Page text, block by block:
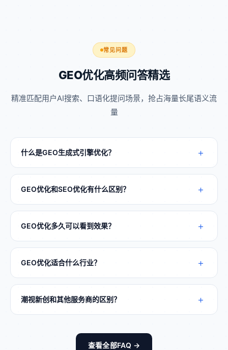
常见问题
GEO优化高频问答精选
精准匹配用户AI搜索、口语化提问场景，抢占海量长尾语义流
量
什么是GEO生成式引擎优化？ +
GEO是针对AI大模型搜索场景的全新优化方式，通过
语义布局、品牌矩阵搭建、全域平台运营，让品牌被
AI优先收录、推荐，获取AI自然流量。
GEO优化和SEO优化有什么区别？ +
SEO适配传统搜索引擎关键词排名，GEO适配AI大模
型语义问答、知识引用，是当下AI时代的全新获客赛
道。
GEO优化多久可以看到效果？ +
正常30天内可实现AI收录曝光，3个月完成全域布
局，流量和询盘稳步增长。
GEO优化适合什么行业？ +
全行业通用，重点适配制造业、建筑工程、本地商
家、科技服务等有线上获客、品牌曝光需求的企业。
潮视新创和其他服务商的区别？ +
制化落地、合规风控、长效运营，区别于市面模板化
查看全部FAQ →